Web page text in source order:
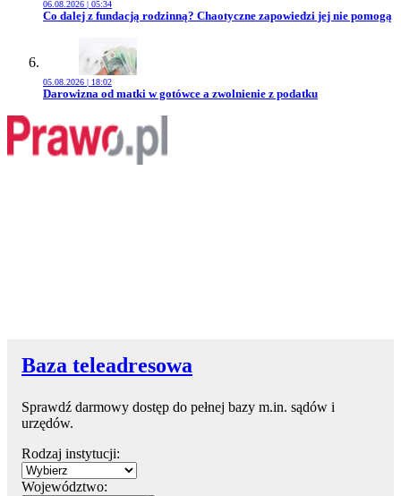
06.08.2026 | 05:34
Przejdź do artykułu:
Co dalej z fundacją rodzinną? Chaotyczne zapowiedzi jej nie pomogą
05.08.2026 | 18:02
Przejdź do artykułu:
Darowizna od matki w gotówce a zwolnienie z podatku
Baza teleadresowa
Sprawdź darmowy dostęp do pełnej bazy m.in. sądów i
urzędów.
Rodzaj instytucji:
Województwo: